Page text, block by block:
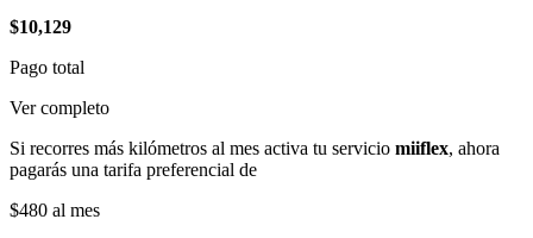
$10,129
Pago total
Ver completo
Si recorres más kilómetros al mes activa tu servicio miiflex, ahora
pagarás una tarifa preferencial de
$480 al mes